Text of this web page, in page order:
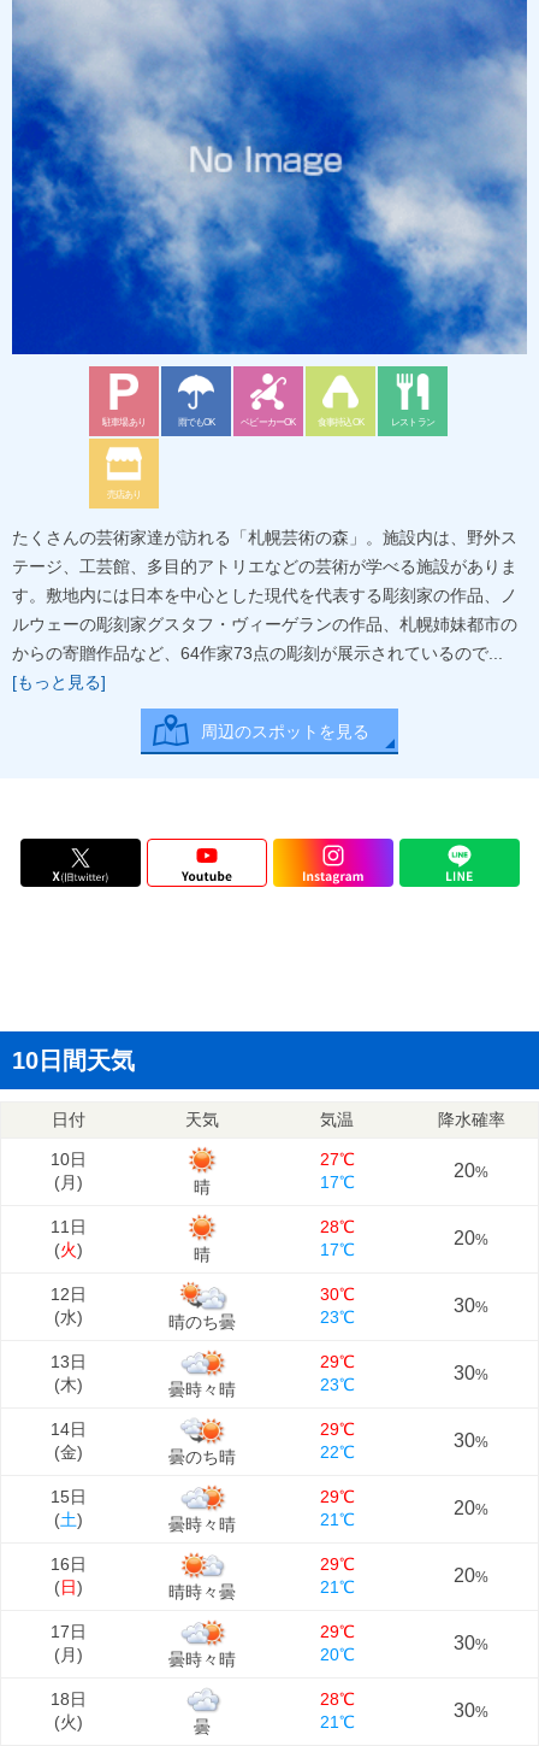
駐車場あり 雨でもOK ベビーカーOK 食事持込OK レストラン
売店あり
たくさんの芸術家達が訪れる「札幌芸術の森」。施設内は、野外ス
テージ、工芸館、多目的アトリエなどの芸術が学べる施設がありま
す。敷地内には日本を中心とした現代を代表する彫刻家の作品、ノ
ルウェーの彫刻家グスタフ・ヴィーゲランの作品、札幌姉妹都市の
からの寄贈作品など、64作家73点の彫刻が展示されているので...
[もっと見る]
周辺のスポットを見る
10日間天気
日付 天気 気温 降水確率
10日
(月) 晴
27℃
17℃
20%
11日
(火) 晴
28℃
17℃
20%
12日
(水) 晴のち曇
30℃
23℃
30%
13日
(木) 曇時々晴
29℃
23℃
30%
14日
(金) 曇のち晴
29℃
22℃
30%
15日
(土) 曇時々晴
29℃
21℃
20%
16日
(日) 晴時々曇
29℃
21℃
20%
17日
(月) 曇時々晴
29℃
20℃
30%
18日
(火) 曇
28℃
21℃
30%